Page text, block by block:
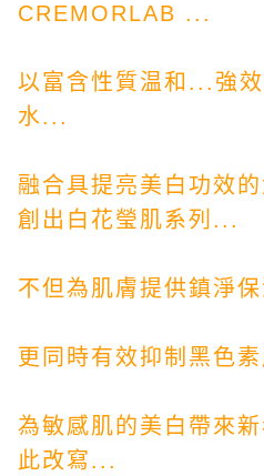
CREMORLAB ...
以富含性質温和...強
水...
融合具提亮美白功效
創出白花瑩肌系列...
不但為肌膚提供鎮淨
更同時有效抑制黑色
為敏感肌的美白帶來
此改寫...